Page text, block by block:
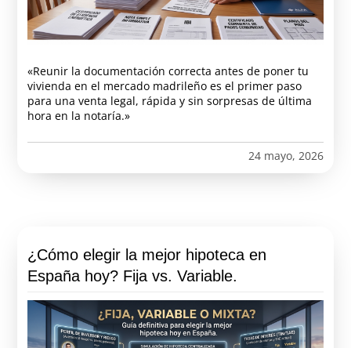
«Reunir la documentación correcta antes de poner tu
vivienda en el mercado madrileño es el primer paso
para una venta legal, rápida y sin sorpresas de última
hora en la notaría.»
24 mayo, 2026
¿Cómo elegir la mejor hipoteca en
España hoy? Fija vs. Variable.